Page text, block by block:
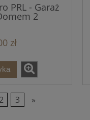
PRL - Garaż
2
zł
2 3 »